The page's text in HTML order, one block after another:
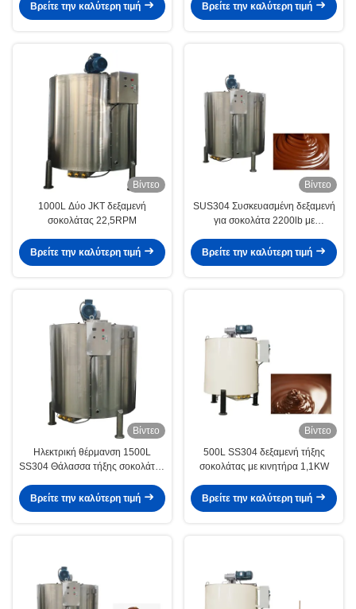
Βρείτε την καλύτερη τιμή
Βρείτε την καλύτερη τιμή
Βίντεο
1000L Δύο JKT δεξαμενή
σοκολάτας 22,5RPM
Βρείτε την καλύτερη τιμή
Βίντεο
SUS304 Συσκευασμένη δεξαμενή
για σοκολάτα 2200lb με
Βρείτε την καλύτερη τιμή
Βίντεο
Ηλεκτρική θέρμανση 1500L
SS304 Θάλασσα τήξης σοκολάτας
Βρείτε την καλύτερη τιμή
Βίντεο
500L SS304 δεξαμενή τήξης
σοκολάτας με κινητήρα 1,1KW
Βρείτε την καλύτερη τιμή